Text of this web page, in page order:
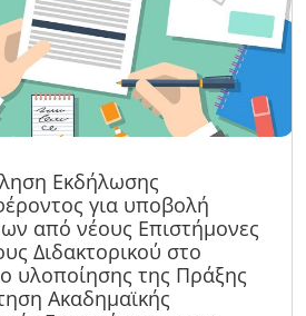
Εκδήλωσης
για υποβολή
από νέους Επιστήμονες
Διδακτορικού στο
υλοποίησης της Πράξης
Ακαδημαϊκής